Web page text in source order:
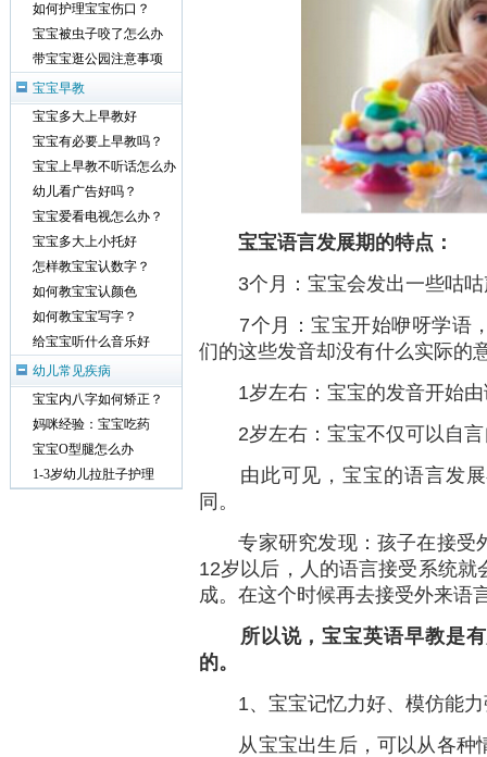
宝宝语言发展期的特点：
3个月：宝宝会发出一些咕咕
7个月：宝宝开始咿呀学语，
们的这些发音却没有什么实际的
1岁左右：宝宝的发音开始由
2岁左右：宝宝不仅可以自言
由此可见，宝宝的语言发展
同。
专家研究发现：孩子在接受
12岁以后，人的语言接受系统
成。在这个时候再去接受外来语
所以说，宝宝英语早教是有
的。
1、宝宝记忆力好、模仿能力
从宝宝出生后，可以从各种
如何护理宝宝伤口？
宝宝被虫子咬了怎么办
带宝宝逛公园注意事项
宝宝早教
宝宝多大上早教好
宝宝有必要上早教吗？
宝宝上早教不听话怎么办
幼儿看广告好吗？
宝宝爱看电视怎么办？
宝宝多大上小托好
怎样教宝宝认数字？
如何教宝宝认颜色
如何教宝宝写字？
给宝宝听什么音乐好
幼儿常见疾病
宝宝内八字如何矫正？
妈咪经验：宝宝吃药
宝宝O型腿怎么办
1-3岁幼儿拉肚子护理